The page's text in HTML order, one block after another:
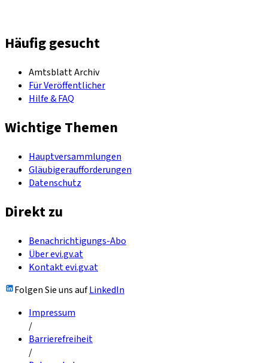
Häufig gesucht
Amtsblatt Archiv
Für Veröffentlicher
Hilfe & FAQ
Wichtige Themen
Hauptversammlungen
Gläubigeraufforderungen
Datenschutz
Direkt zu
Benachrichtigungs-Abo
Über evi.gv.at
Kontakt evi.gv.at
Folgen Sie uns aufLinkedIn
Impressum
/
Barrierefreiheit
/